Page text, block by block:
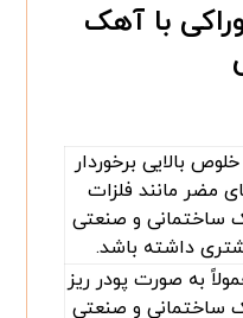
با آهک
بالایی برخوردار
مضر مانند فلزات
ساختمانی و صنعتی
داشته باشد.
به صورت پودر ریز
ساختمانی و صنعتی